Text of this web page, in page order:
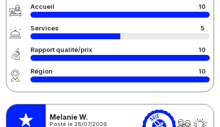
Accueil 10
Services 5
Rapport qualité/prix 10
Région 10
Melanie W.
Posté le 28/07/2026